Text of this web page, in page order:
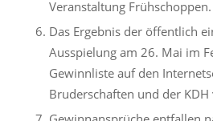
Veranstaltung Frühschoppen.
Das Ergebnis der öffentlich
Ausspielung am 26. Mai im
Gewinnliste auf den
Bruderschaften und der